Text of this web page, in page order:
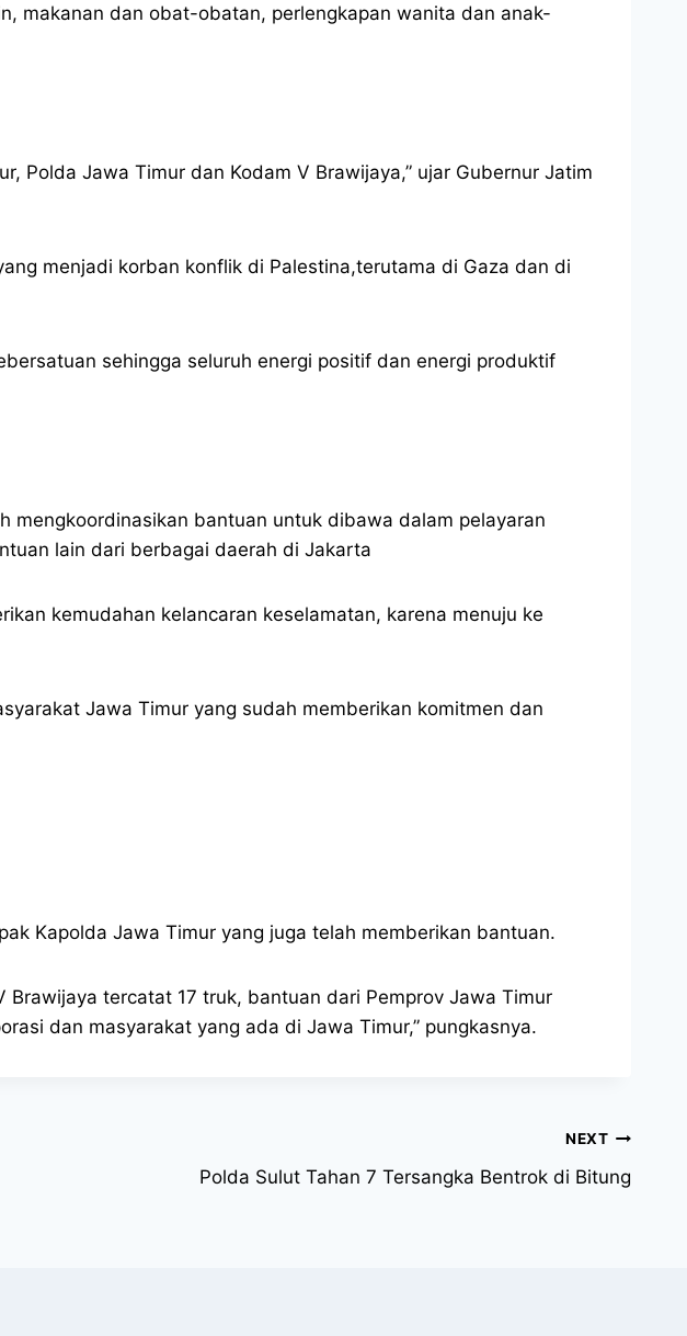
makanan dan obat-obatan, perlengkapan wanita dan anak-
Polda Jawa Timur dan Kodam V Brawijaya,” ujar Gubernur Jatim
menjadi korban konflik di Palestina,terutama di Gaza dan di
sehingga seluruh energi positif dan energi produktif
mengkoordinasikan bantuan untuk dibawa dalam pelayaran
lain dari berbagai daerah di Jakarta
kemudahan kelancaran keselamatan, karena menuju ke
Jawa Timur yang sudah memberikan komitmen dan
Kapolda Jawa Timur yang juga telah memberikan bantuan.
tercatat 17 truk, bantuan dari Pemprov Jawa Timur
dan masyarakat yang ada di Jawa Timur,” pungkasnya.
NEXT
Polda Sulut Tahan 7 Tersangka Bentrok di Bitung